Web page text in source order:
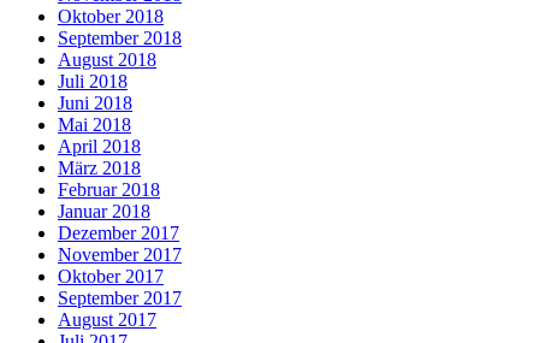
Oktober 2018
September 2018
August 2018
Juli 2018
Juni 2018
Mai 2018
April 2018
März 2018
Februar 2018
Januar 2018
Dezember 2017
November 2017
Oktober 2017
September 2017
August 2017